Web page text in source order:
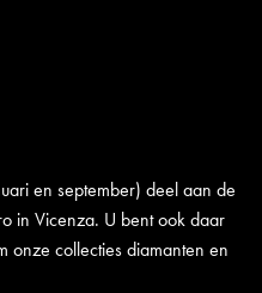
en september) deel aan de
in Vicenza. U bent ook daar
onze collecties diamanten en